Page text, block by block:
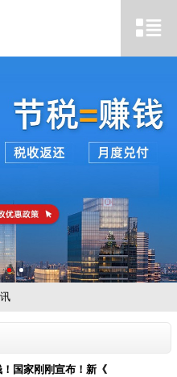
国家刚刚宣布！新《